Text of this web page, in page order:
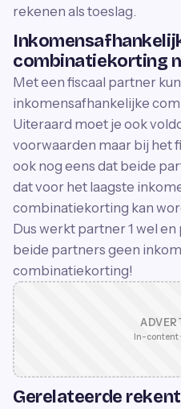
rekenen als toeslag.
combinatiekorting
Met een fiscaal partner kun
inkomensafhankelijke
Uiteraard moet je ook
voorwaarden maar bij het
ook nog eens dat beide
dat voor het laagste
combinatiekorting kan
Dus werkt partner 1 wel
beide partners geen
combinatiekorting!
In-content
Gerelateerde